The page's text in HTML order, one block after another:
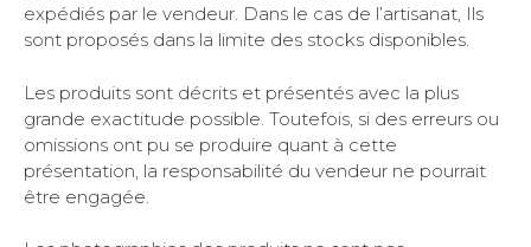
expédiés par le vendeur. Dans le cas de l’artisanat, Ils
sont proposés dans la limite des stocks disponibles.
Les produits sont décrits et présentés avec la plus
grande exactitude possible. Toutefois, si des erreurs ou
omissions ont pu se produire quant à cette
présentation, la responsabilité du vendeur ne pourrait
être engagée.